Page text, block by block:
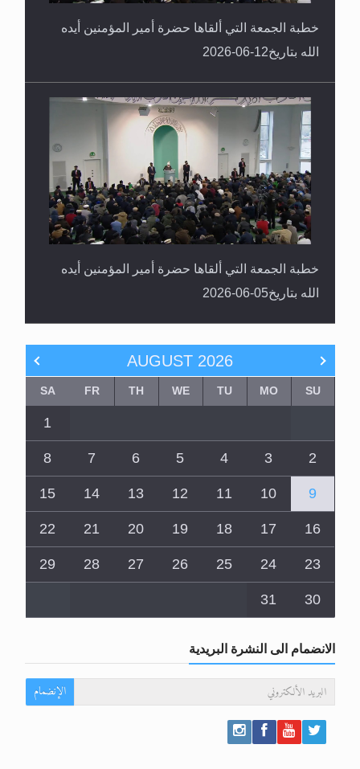
خطبة الجمعة التي ألقاها حضرة أمير المؤمنين أيده
الله بتاريخ12-06-2026
خطبة الجمعة التي ألقاها حضرة أمير المؤمنين أيده
الله بتاريخ05-06-2026
AUGUST 2026
SU
MO
TU
WE
TH
FR
SA
1
2
3
4
5
6
7
8
9
10
11
12
13
14
15
16
17
18
19
20
21
22
23
24
25
26
27
28
29
30
31
الانضمام الى النشرة البريدية
الإنضمام